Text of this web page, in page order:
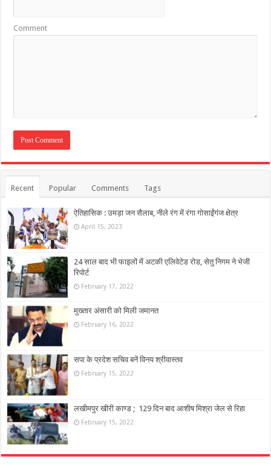
Comment
Recent Popular Comments Tags
ऐतिहासिक : उमड़ा जन सैलाब, नीले रंग में रंगा गोसाईंगंज क्षेत्र
April 15, 2023
24 साल बाद भी फाइलों में अटकी एलिवेटेड रोड, सेतु निगम ने भेजी
रिपोर्ट
February 17, 2022
मुख्तार अंसारी को मिली जमानत
February 16, 2022
सपा के प्रदेश सचिव बनें विनय श्रीवास्तव
February 15, 2022
लखीमपुर खीरी काण्ड ; 129 दिन बाद आशीष मिश्रा जेल से रिहा
February 15, 2022